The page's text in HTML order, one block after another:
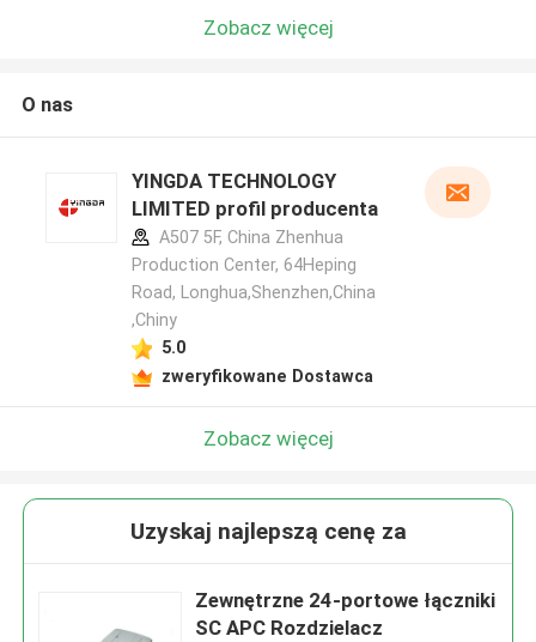
Zobacz więcej
O nas
YINGDA TECHNOLOGY
LIMITED profil producenta
A507 5F, China Zhenhua
Production Center, 64Heping
Road, Longhua,Shenzhen,China
,Chiny
5.0
zweryfikowane Dostawca
Zobacz więcej
Uzyskaj najlepszą cenę za
Zewnętrzne 24-portowe łączniki
SC APC Rozdzielacz